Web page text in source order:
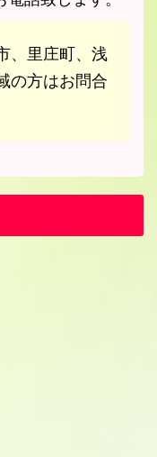
、里庄町、浅
の方はお問合